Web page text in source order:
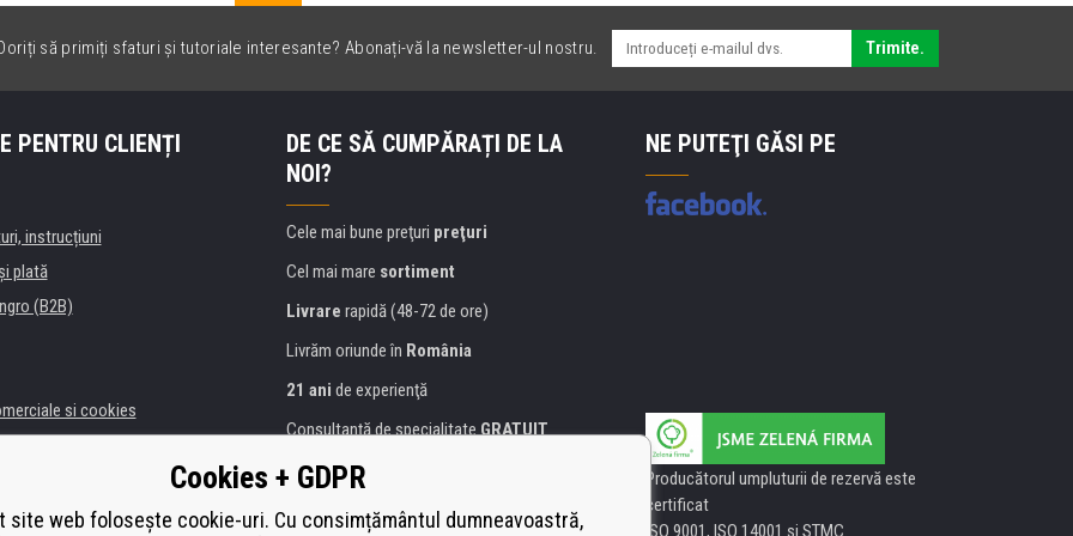
să primiți sfaturi și tutoriale interesante? Abonați-vă la newsletter-ul nostru. Trimite.
PENTRU CLIENȚI
instrucțiuni
plată
(B2B)
si cookies
de imprimante
DE CE SĂ CUMPĂRAȚI DE LA
NOI?
Cele mai bune preţuri preţuri
Cel mai mare sortiment
Livrare rapidă (48-72 de ore)
Livrăm oriunde în România
21 ani de experienţă
Consultanţă de specialitate GRATUIT
Abordarea amabilă
certificat Heureka
NE PUTEŢI GĂSI PE
Producătorul umpluturii de rezervă este
certificat
ISO 9001, ISO 14001 şi STMC.
Cookies + GDPR
site web folosește cookie-uri. Cu consimțământul dumneavoastră,